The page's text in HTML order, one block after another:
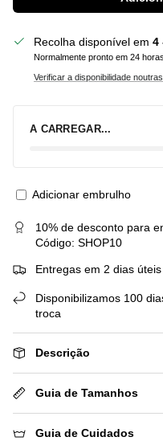
Recolha disponível em 4
Normalmente pronto em 24 horas
Verificar a disponibilidade
A CARREGAR...
Adicionar embrulho
10% de desconto para
Código: SHOP10
Entregas em 2 dias
Disponibilizamos 100
troca
Descrição
Guia de Tamanhos
Guia de Cuidados